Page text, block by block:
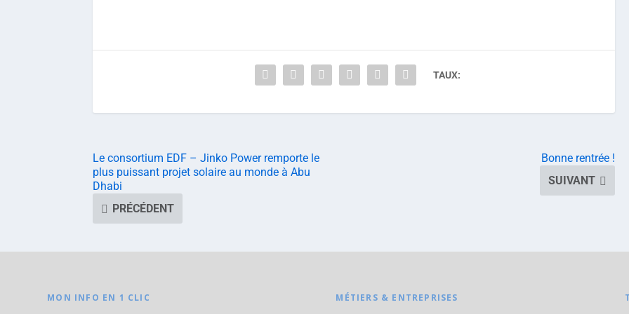
TAUX:
Le consortium EDF – Jinko Power remporte le
plus puissant projet solaire au monde à Abu
Dhabi
PRÉCÉDENT
Bonne rentrée !
SUIVANT
MON INFO EN 1 CLIC MÉTIERS & ENTREPRISES